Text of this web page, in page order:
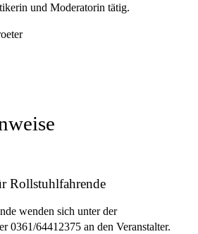
und Moderatorin tätig.
Rollstuhlfahrende
wenden sich unter der
0361/64412375 an den Veranstalter.